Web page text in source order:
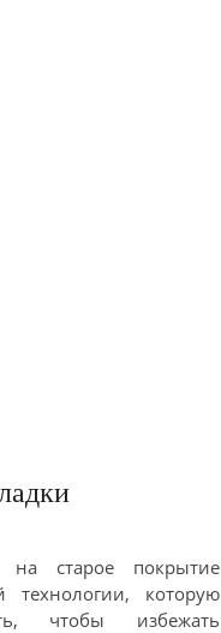
старое покрытие
технологии, которую
чтобы избежать